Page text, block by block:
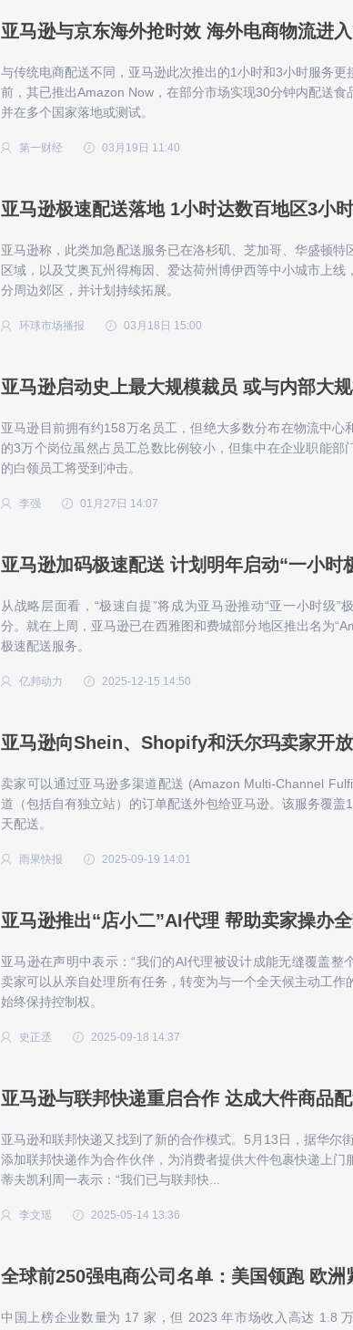
亚马逊与京东海外抢时效 海外电商物流进
与传统电商配送不同，亚马逊此次推出的1小时和3小时服务更
前，其已推出Amazon Now，在部分市场实现30分钟内配送食
并在多个国家落地或测试。
第一财经 03月19日 11:40
亚马逊极速配送落地 1小时达数百地区3小
亚马逊称，此类加急配送服务已在洛杉矶、芝加哥、华盛顿特
区域，以及艾奥瓦州得梅因、爱达荷州博伊西等中小城市上线
分周边郊区，并计划持续拓展。
环球市场播报 03月18日 15:00
亚马逊启动史上最大规模裁员 或与内部大
亚马逊目前拥有约158万名员工，但绝大多数分布在物流中心
的3万个岗位虽然占员工总数比例较小，但集中在企业职能部
的白领员工将受到冲击。
李强 01月27日 14:07
亚马逊加码极速配送 计划明年启动“一小时
从战略层面看，“极速自提”将成为亚马逊推动“亚一小时级”
分。就在上周，亚马逊已在西雅图和费城部分地区推出名为
极速配送服务。
亿邦动力 2025-12-15 14:50
亚马逊向Shein、Shopify和沃尔玛卖家开
卖家可以通过亚马逊多渠道配送 (Amazon Multi-Channel
道（包括自有独立站）的订单配送外包给亚马逊。该服务覆盖
天配送。
雨果快报 2025-09-19 14:01
亚马逊推出“店小二”AI代理 帮助卖家操办
亚马逊在声明中表示：“我们的AI代理被设计成能无缝覆盖整
卖家可以从亲自处理所有任务，转变为与一个全天候主动工作
始终保持控制权。
史正丞 2025-09-18 14:37
亚马逊与联邦快递重启合作 达成大件商品
亚马逊和联邦快递又找到了新的合作模式。5月13日，据华尔
添加联邦快递作为合作伙伴，为消费者提供大件包裹快递上门
蒂夫凯利周一表示：“我们已与联邦快...
李文瑶 2025-05-14 13:36
全球前250强电商公司名单：美国领跑 欧洲
中国上榜企业数量为 17 家，但 2023 年市场收入高达 1.8